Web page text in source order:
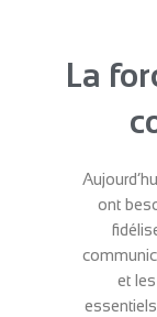
La
ont
et